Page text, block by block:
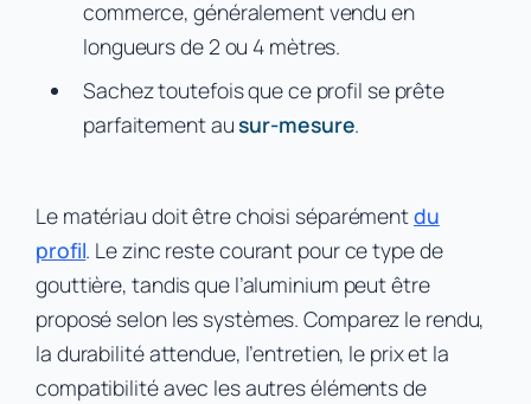
commerce, généralement vendu en
longueurs de 2 ou 4 mètres.
Sachez toutefois que ce profil se prête
parfaitement ausur-mesure.
Le matériau doit être choisi séparémentdu
profil. Le zinc reste courant pour ce type de
gouttière, tandis que l’aluminium peut être
proposé selon les systèmes. Comparez le rendu,
la durabilité attendue, l’entretien, le prix et la
compatibilité avec les autres éléments de